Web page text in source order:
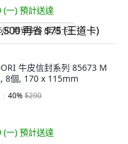
(一) 預計送達
再省 $75 (王道卡)
牛皮信封系列 85673 M
8個, 170 x 115mm
40%$290
(一) 預計送達